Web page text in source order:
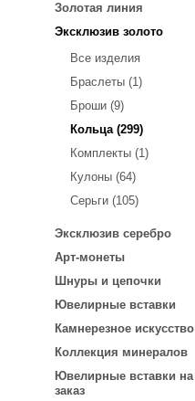
Золотая линия
Эксклюзив золото
Все изделия
Браслеты (1)
Броши (9)
Кольца (299)
Комплекты (1)
Кулоны (64)
Серьги (105)
Эксклюзив серебро
Арт-монеты
Шнуры и цепочки
Ювелирные вставки
Камнерезное искусство
Коллекция минералов
Ювелирные вставки на
заказ